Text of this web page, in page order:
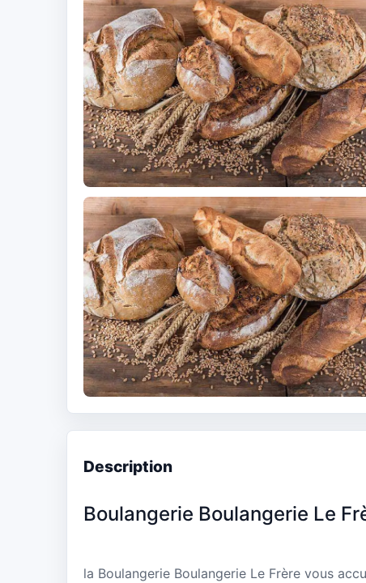
Description
Boulangerie Boulangerie Le
la Boulangerie Boulangerie Le Frère vous